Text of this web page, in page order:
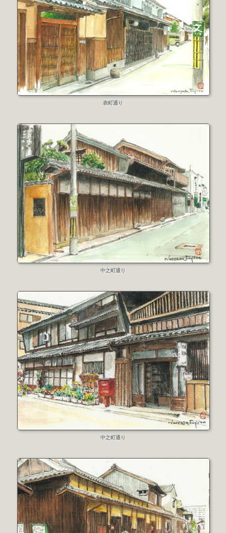
表町通り
中之町通り
中之町通り